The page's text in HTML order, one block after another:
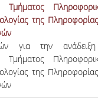
Τμήματος
της
για την
Τμήματος
της